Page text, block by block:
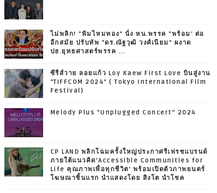
ไม่พลิก! "พิมไหมทอง" นั่ง หน.พรรค "พร้อม' ต่อ
อีกสมัย ปรับทัพ "ดร.ณัฐวุฒิ วงศ์เนียม" ผงาด
ปธ.ยุทธศาสตร์พรรค ...
ซีรีส์วาย ลอยแก้ว Loy Kaew First Love บินสู่งาน
"TIFFCOM 2024" ( Tokyo International Film
Festival)
Melody Plus “Unplugged Concert” 2024
CP LAND พลิกโฉมครั้งใหญ่ประกาศรีเฟรชแบรนด์
ภายใต้แนวคิด‘Accessible Communities for
Life คุณภาพเพื่อทุกชีวิต’ พร้อมเปิดตัวภาพยนตร์
โฆษณาชิ้นแรก นำแสดงโดย สิงโต นำโชค